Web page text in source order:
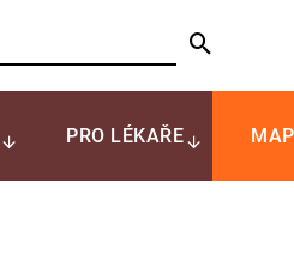
PRO LÉKAŘE